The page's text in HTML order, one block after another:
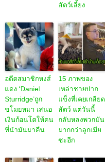
สัตว์เลี้ยง
อดีตสมาชิกหงส์
แดง ‘Daniel
Sturridge’ถูก
ขโมยหมา เสนอ
เงินก้อนโตให้คน
ที่นำมันมาคืน
15 ภาพของ
เหล่าชายปาก
แข็งที่เคยเกลียด
สัตว์ แต่วันนี้
กลับหลงพวกมัน
มากกว่าลูกเมีย
ซะอีก